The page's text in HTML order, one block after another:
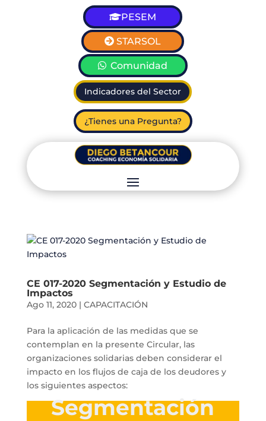
PESEM
STARSOL
Comunidad
Indicadores del Sector
¿Tienes una Pregunta?
CE 017-2020 Segmentación y Estudio de
Impactos
Ago 11, 2020| CAPACITACIÓN
Para la aplicación de las medidas que se
contemplan en la presente Circular, las
organizaciones solidarias deben considerar el
impacto en los flujos de caja de los deudores y
los siguientes aspectos:
Segmentación